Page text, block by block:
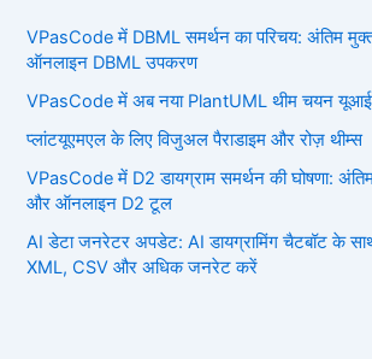
VPasCode में DBML समर्थन का परिचय: अंतिम
ऑनलाइन DBML उपकरण
VPasCode में अब नया PlantUML थीम चयन
प्लांटयूएमएल के लिए विजुअल पैराडाइम और रोज़ थीम्स
VPasCode में D2 डायग्राम समर्थन की घोषणा:
और ऑनलाइन D2 टूल
AI डेटा जनरेटर अपडेट: AI डायग्रामिंग चैटबॉट के
XML, CSV और अधिक जनरेट करें